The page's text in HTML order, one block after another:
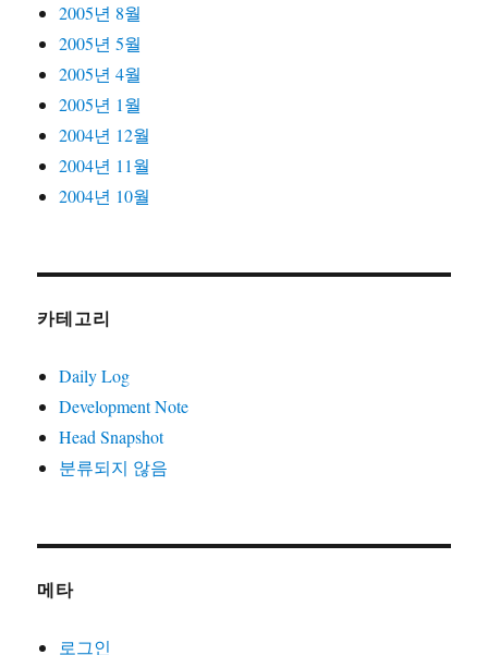
2005년 8월
2005년 5월
2005년 4월
2005년 1월
2004년 12월
2004년 11월
2004년 10월
카테고리
Daily Log
Development Note
Head Snapshot
분류되지 않음
메타
로그인